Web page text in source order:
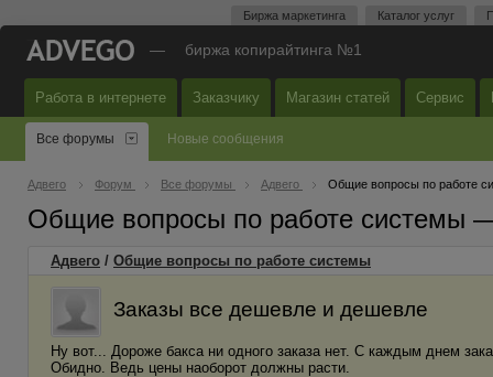
Биржа маркетинга Каталог услуг
— биржа копирайтинга №1
Работа в интернете Заказчику Магазин статей Сервис
Все форумы Новые сообщения
Адвего Форум Все форумы Адвего Общие вопросы по работе
Общие вопросы по работе системы
Адвего / Общие вопросы по работе системы
Заказы все дешевле и дешевле
Ну вот... Дороже бакса ни одного заказа нет. С каждым днем
Обидно. Ведь цены наоборот должны расти.